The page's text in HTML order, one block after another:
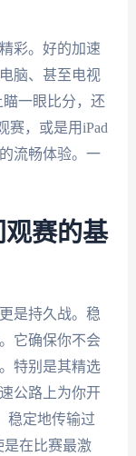
彩。好的加速
脑、甚至电视
一眼比分，还
赛，或是用iPad
流畅体验。一
赛的基
是持久战。稳
它确保你不会
特别是其精选
公路上为你开
稳定地传输过
是在比赛最激